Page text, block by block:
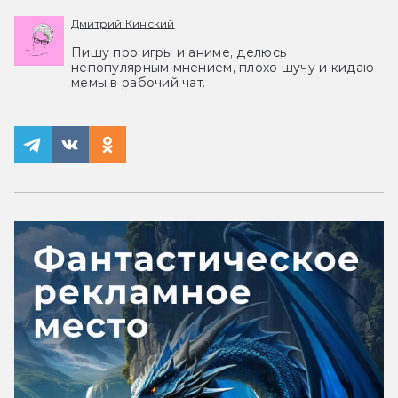
Дмитрий Кинский
Пишу про игры и аниме, делюсь
непопулярным мнением, плохо шучу и кидаю
мемы в рабочий чат.